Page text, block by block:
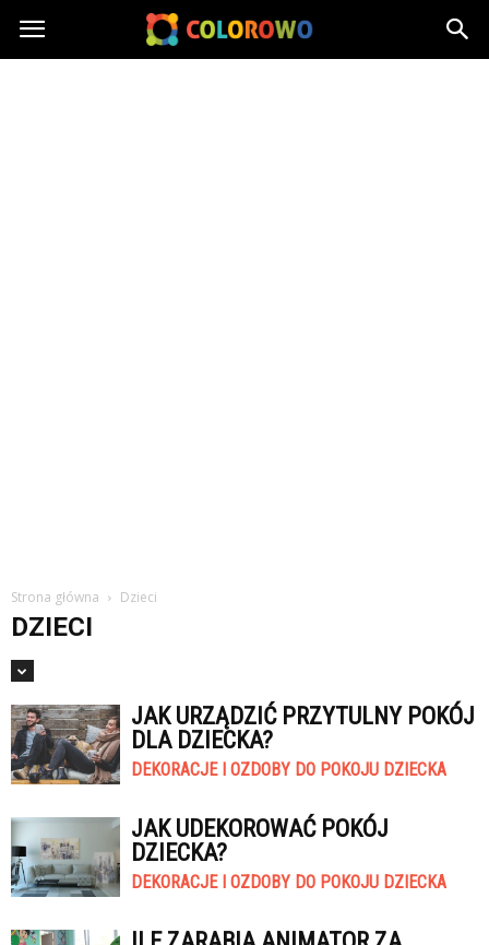
Colorowo.pl
Strona główna Dzieci
DZIECI
JAK URZĄDZIĆ PRZYTULNY POKÓJ
DLA DZIECKA?
DEKORACJE I OZDOBY DO POKOJU DZIECKA
JAK UDEKOROWAĆ POKÓJ
DZIECKA?
DEKORACJE I OZDOBY DO POKOJU DZIECKA